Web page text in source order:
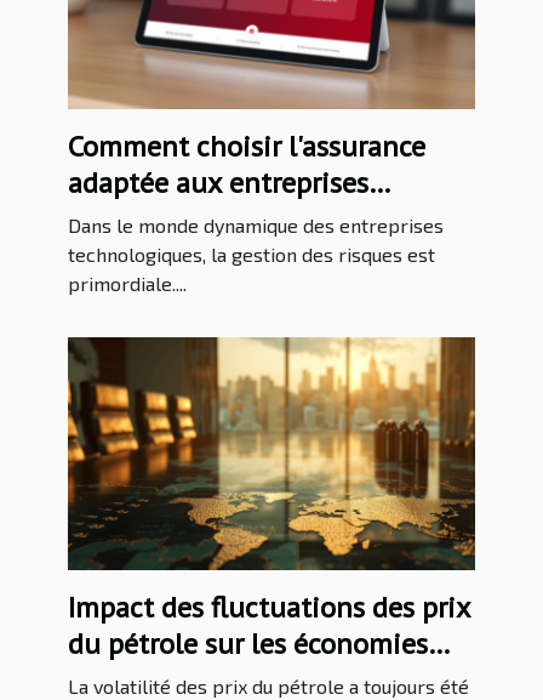
Comment choisir l'assurance
adaptée aux entreprises
technologiques ?
Dans le monde dynamique des entreprises
technologiques, la gestion des risques est
primordiale....
Impact des fluctuations des prix
du pétrole sur les économies
mondiales
La volatilité des prix du pétrole a toujours été